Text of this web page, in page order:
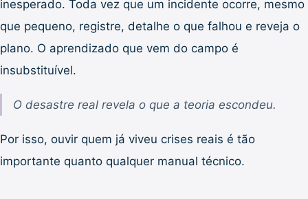
inesperado. Toda vez que um incidente ocorre, mesmo
que pequeno, registre, detalhe o que falhou e reveja o
plano. O aprendizado que vem do campo é
insubstituível.
O desastre real revela o que a teoria escondeu.
Por isso, ouvir quem já viveu crises reais é tão
importante quanto qualquer manual técnico.